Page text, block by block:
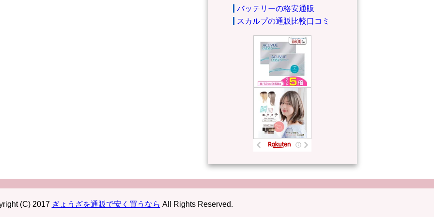
バッテリーの格安通販
スカルプの通販比較口コミ
(C) 2017 ぎょうざを通販で安く買うなら All Rights Reserved.